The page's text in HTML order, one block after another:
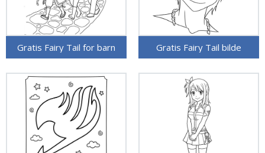
Gratis Fairy Tail for barn Gratis Fairy Tail bilde